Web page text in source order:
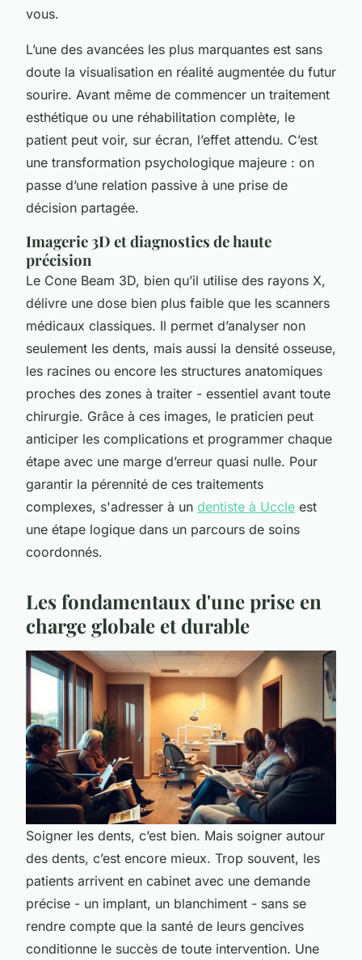
vous.
L’une des avancées les plus marquantes est sans
doute la visualisation en réalité augmentée du futur
sourire. Avant même de commencer un traitement
esthétique ou une réhabilitation complète, le
patient peut voir, sur écran, l’effet attendu. C’est
une transformation psychologique majeure : on
passe d’une relation passive à une prise de
décision partagée.
Imagerie 3D et diagnostics de haute
précision
Le Cone Beam 3D, bien qu’il utilise des rayons X,
délivre une dose bien plus faible que les scanners
médicaux classiques. Il permet d’analyser non
seulement les dents, mais aussi la densité osseuse,
les racines ou encore les structures anatomiques
proches des zones à traiter - essentiel avant toute
chirurgie. Grâce à ces images, le praticien peut
anticiper les complications et programmer chaque
étape avec une marge d’erreur quasi nulle. Pour
garantir la pérennité de ces traitements
complexes, s'adresser à un dentiste à Uccle est
une étape logique dans un parcours de soins
coordonnés.
Les fondamentaux d'une prise en
charge globale et durable
Soigner les dents, c’est bien. Mais soigner autour
des dents, c’est encore mieux. Trop souvent, les
patients arrivent en cabinet avec une demande
précise - un implant, un blanchiment - sans se
rendre compte que la santé de leurs gencives
conditionne le succès de toute intervention. Une